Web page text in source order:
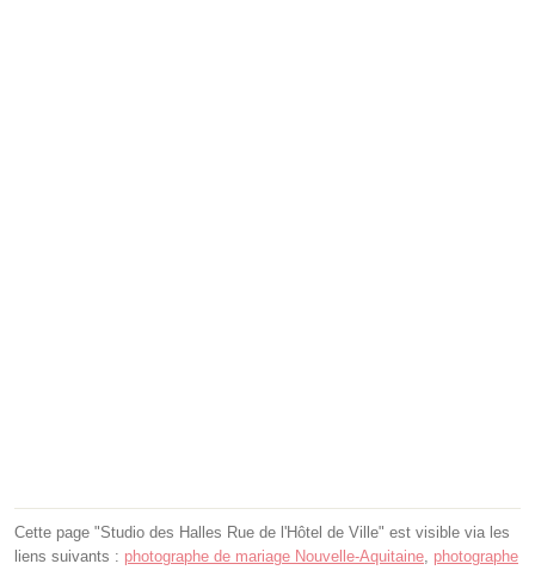
Cette page "Studio des Halles Rue de l'Hôtel de Ville" est visible via les
liens suivants : photographe de mariage Nouvelle-Aquitaine photographe